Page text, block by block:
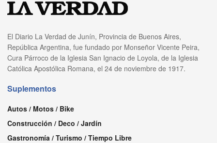
El Diario La Verdad de Junín, Provincia de Buenos Aires,
República Argentina, fue fundado por Monseñor Vicente Peira,
Cura Párroco de la Iglesia San Ignacio de Loyola, de la Iglesia
Católica Apostólica Romana, el 24 de noviembre de 1917.
Suplementos
Autos / Motos / Bike
Construcción / Deco / Jardín
Gastronomía / Turismo / Tiempo Libre